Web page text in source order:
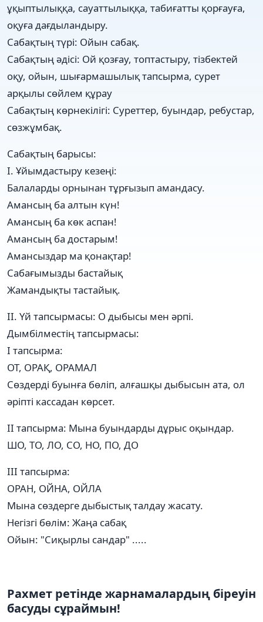
ұқыптылыққа, сауаттылыққа, табиғатты қорғауға,
оқуға дағдыландыру.
Сабақтың түрі: Ойын сабақ.
Сабақтың әдісі: Ой қозғау, топтастыру, тізбектей
оқу, ойын, шығармашылық тапсырма, сурет
арқылы сөйлем құрау
Сабақтың көрнекілігі: Суреттер, буындар, ребустар,
сөзжұмбақ.
Сабақтың барысы:
І. Ұйымдастыру кезеңі:
Балаларды орнынан тұрғызып амандасу.
Амансың ба алтын күн!
Амансың ба көк аспан!
Амансың ба достарым!
Амансыздар ма қонақтар!
Сабағымызды бастайық
Жамандықты тастайық.
ІІ. Үй тапсырмасы: О дыбысы мен әрпі.
Дымбілместің тапсырмасы:
І тапсырма:
ОТ, ОРАҚ, ОРАМАЛ
Сөздерді буынға бөліп, алғашқы дыбысын ата, ол
әріпті кассадан көрсет.
ІІ тапсырма: Мына буындарды дұрыс оқындар.
ШО, ТО, ЛО, СО, НО, ПО, ДО
ІІІ тапсырма:
ОРАН, ОЙНА, ОЙЛА
Мына сөздерге дыбыстық талдау жасату.
Негізгі бөлім: Жаңа сабақ
Ойын: "Сиқырлы сандар" .....
Рахмет ретінде жарнамалардың біреуін
басуды сұраймын!